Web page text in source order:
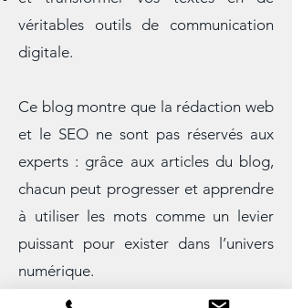
et les réseaux sociaux,
et transformer vos textes en de
digitale.
Ce blog montre que la rédaction web
et le SEO ne sont pas réservés aux
experts : grâce aux articles du blog,
chacun peut progresser et apprendre
à utiliser les mots comme un levier
puissant pour exister dans l’univers